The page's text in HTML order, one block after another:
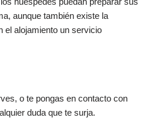
aunque también existe la
el alojamiento un servicio
o te pongas en contacto con
duda que te surja.